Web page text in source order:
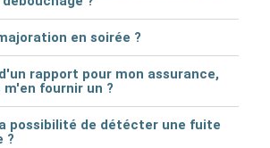
en soirée ?
rapport pour mon assurance,
fournir un ?
possibilité de détécter une fuite
?